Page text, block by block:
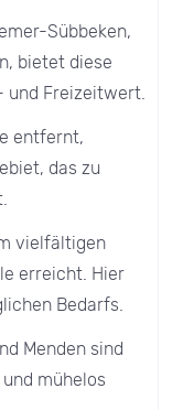
Sübbeken,
bietet diese
und Freizeitwert.
entfernt,
das zu
vielfältigen
erreicht. Hier
Bedarfs.
Menden sind
mühelos